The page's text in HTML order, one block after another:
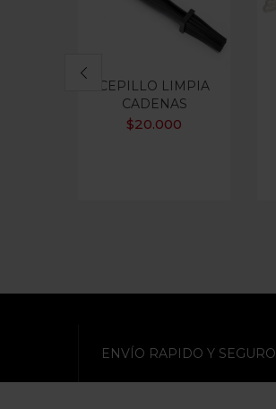
CEPILLO LIMPIA
CADENAS
$20.000
ENVÍO RAPIDO Y SEGURO